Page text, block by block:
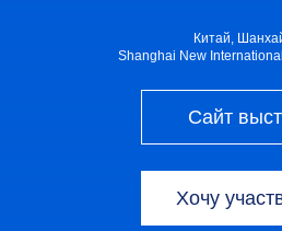
Китай,
Shanghai New
Сайт
Хочу